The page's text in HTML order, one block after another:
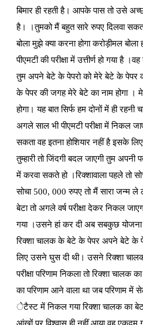
बिमार ही रहती है। आपके पास तो उसे
है। ।तुमको मैं बहुत सारे रुपए दिलवा
बोला मुझे क्या करना होगा करोड़ीमल
पीएमटी की परीक्षा में उत्तीर्ण हो गया है
तुम अपने बेटे के पेपरो को मेरे बेटे के पेपर
के पेपर की जगह मेरे बेटे का नाम होगा ।
होगा। यह बात सिर्फ हम दोनों में ही रहनी
अगले साल भी पीएमटी परीक्षा में निकल
सकता वह इतना होशियार नहीं है इसके
तुम्हारी तो जिंदगी बदल जाएगी तुम
में करवा सकते हो ।रिक्शावाला पहले तो
सोचा 500, 000 रुपए तो मैं सारा जन्म ले
बेटा तो अगले वर्ष परीक्षा देकर निकल
गया ।उसने हां कर दी अब सबकुछ योजना
रिक्शा चालक के बेटे के पेपर अपने बेटे के
लिए उसने घुस दी थी। उसने रिक्शा
परीक्षा परिणाम निकला तो रिक्शा
का परिणाम आने वाला था जब परिणाम में
ेटैस्ट में निकल गया रिक्शा चालक का